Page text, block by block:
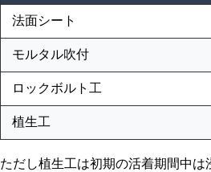
法面シート
モルタル吹付
ロックボルト工
植生工
ただし植生工は初期の活着期間中